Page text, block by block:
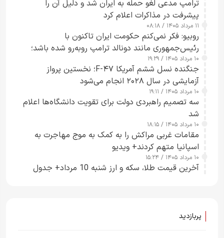
ترامپ مدعی لغو حمله به ایران شد و دلیل آن را
پیشرفت در مذاکرات اعلام کرد
۱۱ مرداد ۱۴۰۵ / ۰۸:۱۸
روبیو: فکر نمی‌کنم حکومت ایران تاکنون با
رئیس‌جمهوری مانند دونالد ترامپ روبه‌رو شده باشد؛
کسی که واقعاً دست به اقدام می‌زند
۱۰ مرداد ۱۴۰۵ / ۱۹:۲۹
جنگنده نسل ششم آمریکا F-۴۷؛ نخستین پرواز
آزمایشی در سال ۲۰۲۸ انجام می‌شود
۱۰ مرداد ۱۴۰۵ / ۱۹:۱۱
سه تصمیم راهبردی دولت برای تقویت دانشگاه‌ها اعلام
شد
۱۰ مرداد ۱۴۰۵ / ۱۸:۱۵
مقامات غربی مراکش را به کمک به موج مهاجرت به
اسپانیا متهم کردند+ ویدیو
۱۰ مرداد ۱۴۰۵ / ۱۵:۲۴
آخرین قیمت طلا، سکه و ارز شنبه 10 مرداد+ جدول
پربازدید